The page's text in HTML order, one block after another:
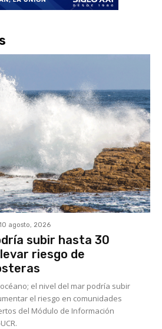
agosto, 2026
subir hasta 30
riesgo de
el nivel del mar podría subir
el riesgo en comunidades
del Módulo de Información